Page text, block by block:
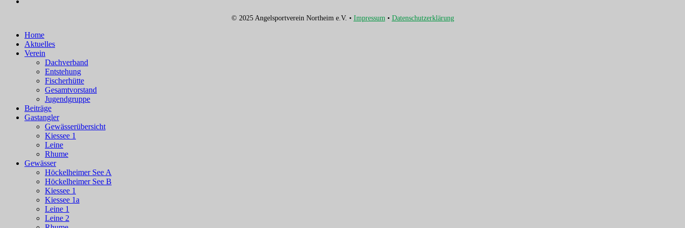
© 2025 Angelsportverein Northeim e.V. • Impressum • Datenschutzerklärung
Close
Menu
Home
Aktuelles
Verein
Dachverband
Entstehung
Fischerhütte
Gesamtvorstand
Jugendgruppe
Beiträge
Gastangler
Gewässerübersicht
Kiessee 1
Leine
Rhume
Gewässer
Höckelheimer See A
Höckelheimer See B
Kiessee 1
Kiessee 1a
Leine 1
Leine 2